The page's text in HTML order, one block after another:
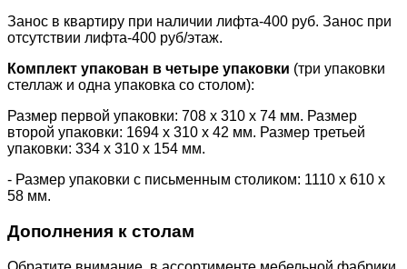
Занос в квартиру при наличии лифта-400 руб. Занос при
отсутствии лифта-400 руб/этаж.
Комплект упакован в четыре упаковки (три упаковки
стеллаж и одна упаковка со столом):
Размер первой упаковки: 708 х 310 х 74 мм. Размер
второй упаковки: 1694 х 310 х 42 мм. Размер третьей
упаковки: 334 х 310 х 154 мм.
- Размер упаковки с письменным столиком: 1110 х 610 х
58 мм.
Дополнения к столам